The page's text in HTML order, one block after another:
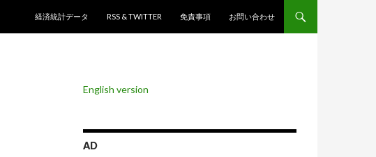
経済統計データ
RSS & TWITTER 免責事項 お問い合わせ
English version
AD